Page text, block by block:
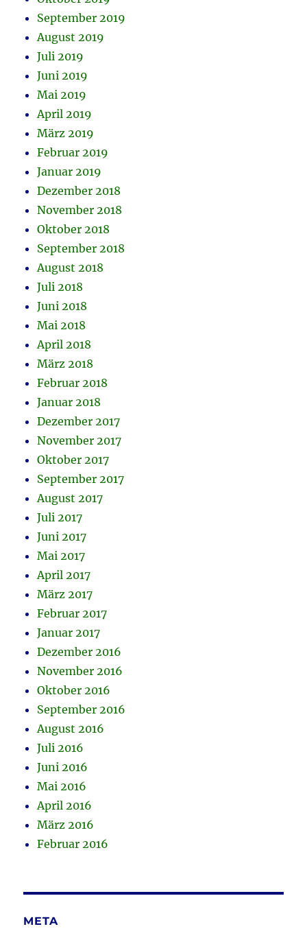
September 2019
August 2019
Juli 2019
Juni 2019
Mai 2019
April 2019
März 2019
Februar 2019
Januar 2019
Dezember 2018
November 2018
Oktober 2018
September 2018
August 2018
Juli 2018
Juni 2018
Mai 2018
April 2018
März 2018
Februar 2018
Januar 2018
Dezember 2017
November 2017
Oktober 2017
September 2017
August 2017
Juli 2017
Juni 2017
Mai 2017
April 2017
März 2017
Februar 2017
Januar 2017
Dezember 2016
November 2016
Oktober 2016
September 2016
August 2016
Juli 2016
Juni 2016
Mai 2016
April 2016
März 2016
Februar 2016
META